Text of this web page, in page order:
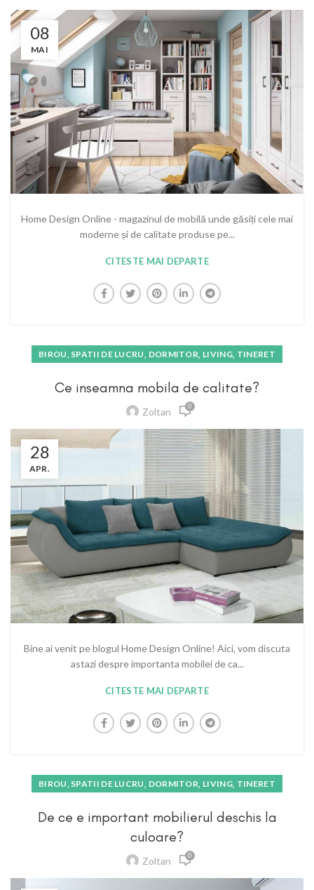
08
MAI
Home Design Online - magazinul de mobilă unde găsiți cele mai
moderne și de calitate produse pe...
CITESTE MAI DEPARTE
BIROU, SPATII DE LUCRU, DORMITOR, LIVING, TINERET
Ce inseamna mobila de calitate?
Zoltan 0
28
APR.
Bine ai venit pe blogul Home Design Online! Aici, vom discuta
astazi despre importanta mobilei de ca...
CITESTE MAI DEPARTE
BIROU, SPATII DE LUCRU, DORMITOR, LIVING, TINERET
De ce e important mobilierul deschis la
culoare?
Zoltan 0